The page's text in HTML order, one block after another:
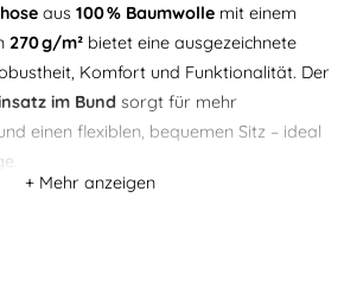
aus 100 % Baumwolle mit einem
270 g/m² bietet eine ausgezeichnete
Komfort und Funktionalität. Der
im Bund sorgt für mehr
einen flexiblen, bequemen Sitz – ideal